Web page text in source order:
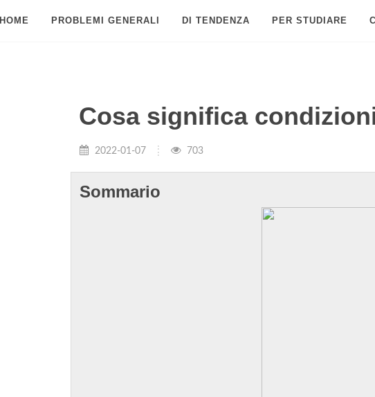
PROBLEMI GENERALI DI TENDENZA PER STUDIARE
Cosa significa
2022-01-07 703
Sommario